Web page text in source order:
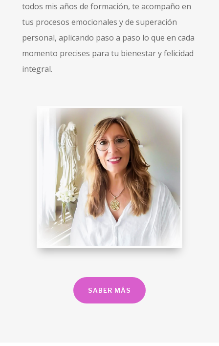
todos mis años de formación, te acompaño en
tus procesos emocionales y de superación
personal, aplicando paso a paso lo que en cada
momento precises para tu bienestar y felicidad
integral.
SABER MÁS